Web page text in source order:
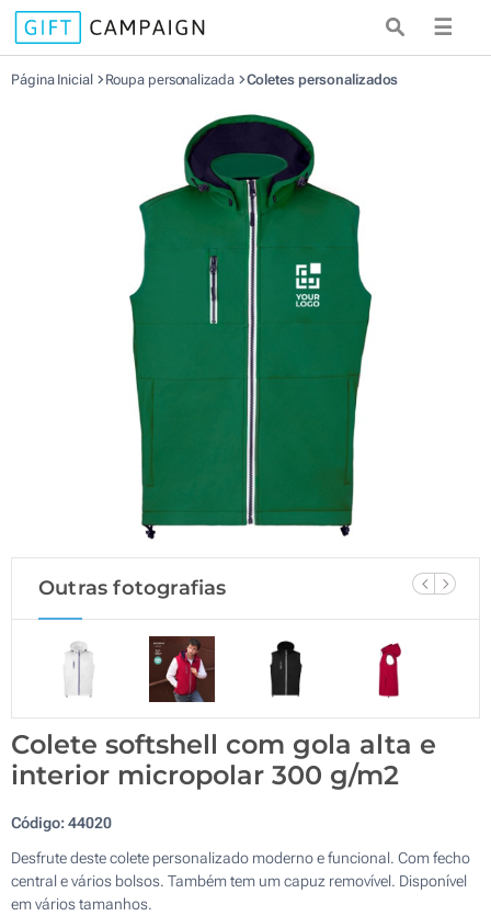
☰
Página Inicial Roupa personalizada Coletes personalizados
Outras fotografias
Colete softshell com gola alta e
interior micropolar 300 g/m2
Código:44020
Desfrute deste colete personalizado moderno e funcional. Com fecho
central e vários bolsos. Também tem um capuz removível. Disponível
em vários tamanhos.